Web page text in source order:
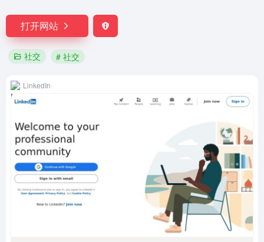
打开网站
社交 # 社交
LinkedIn